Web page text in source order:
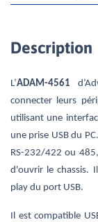
Description
L’ADAM-4561
connecter leurs
utilisant une
une prise USB du
RS-232/422 ou
d'ouvrir le chassis.
play du port USB.
Il est compatible